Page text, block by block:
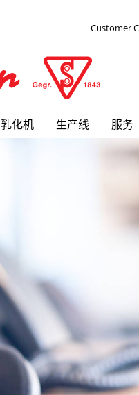
Customer
乳化机 生产线 服务